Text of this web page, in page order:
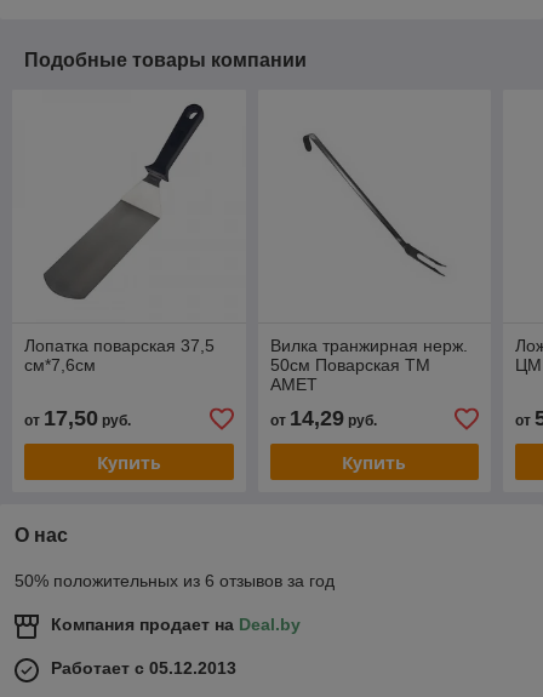
Подобные товары компании
Лопатка поварская 37,5
см*7,6см
от 17,50 руб.
Купить
Вилка транжирная нерж.
50см Поварская ТМ
АМЕТ
от 14,29руб.
Купить
от
О нас
50% положительных из 6 отзывов за год
Компания продает на Deal.by
Работает с 05.12.2013